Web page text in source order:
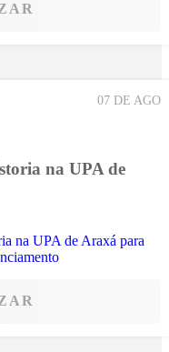
07 DE AGO
na UPA de